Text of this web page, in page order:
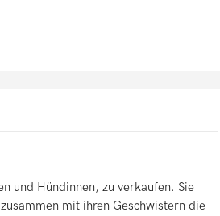
und Hündinnen, zu verkaufen. Sie
mit ihren Geschwistern die